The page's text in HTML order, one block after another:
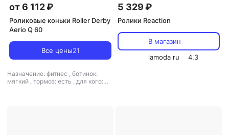
от 6 112 ₽
Роликовые коньки Roller Derby
Aerio Q 60
Все цены21
Назначение: фитнес , ботинок:
мягкий , тормоз: есть , для кого:
5 329 ₽
Ролики Reaction
В магазин
lamoda ru
4.3